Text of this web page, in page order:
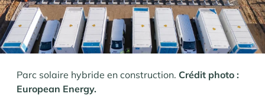
Parc solaire hybride en construction. Crédit photo :
European Energy.